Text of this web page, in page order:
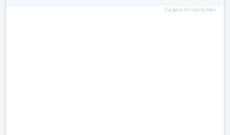
European Air Quality Index